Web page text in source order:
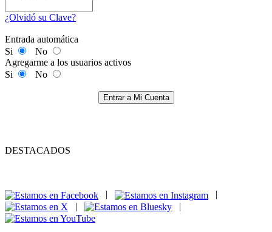
¿Olvidó su Clave?
Entrada automática
Si
No
Agregarme a los usuarios activos
Si
No
Entrar a Mi Cuenta
DESTACADOS
|
|